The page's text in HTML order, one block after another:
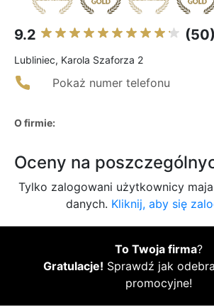
9.2 (50)
Lubliniec, Karola Szaforza 2
Pokaż numer telefonu
O firmie:
Oceny na
Tylko zalogowani użytkownicy
danych. Kliknij, aby się
To Twoja firma?
Gratulacje! Sprawdź jak
promocyjne!